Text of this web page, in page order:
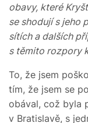
obavy, které
se shodují s jeho
sítích a dalších
s těmito rozpory
To, že jsem
tím, že jsem se
obával, což byla
v Bratislavě, s